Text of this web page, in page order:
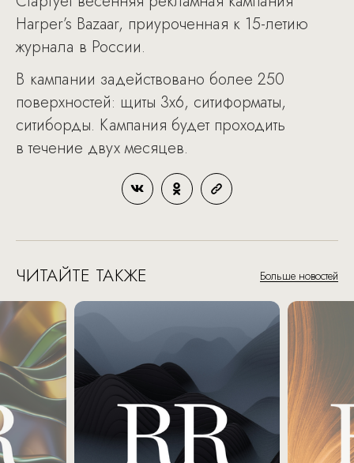
Harper’s Bazaar, приуроченная к 15-летию
журнала в России.
В кампании задействовано более 250
поверхностей: щиты 3х6, ситиформаты,
ситиборды. Кампания будет проходить
в течение двух месяцев.
ЧИТАЙТЕ ТАКЖЕ Больше новостей